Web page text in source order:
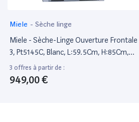
Miele - Sèche linge
Miele - Sèche-Linge Ouverture Frontale
3, Pt5145C, Blanc, L:59.5Cm, H:85Cm,
P:71Cm, Classe Énergétique : B
3 offres à partir de :
949,00 €